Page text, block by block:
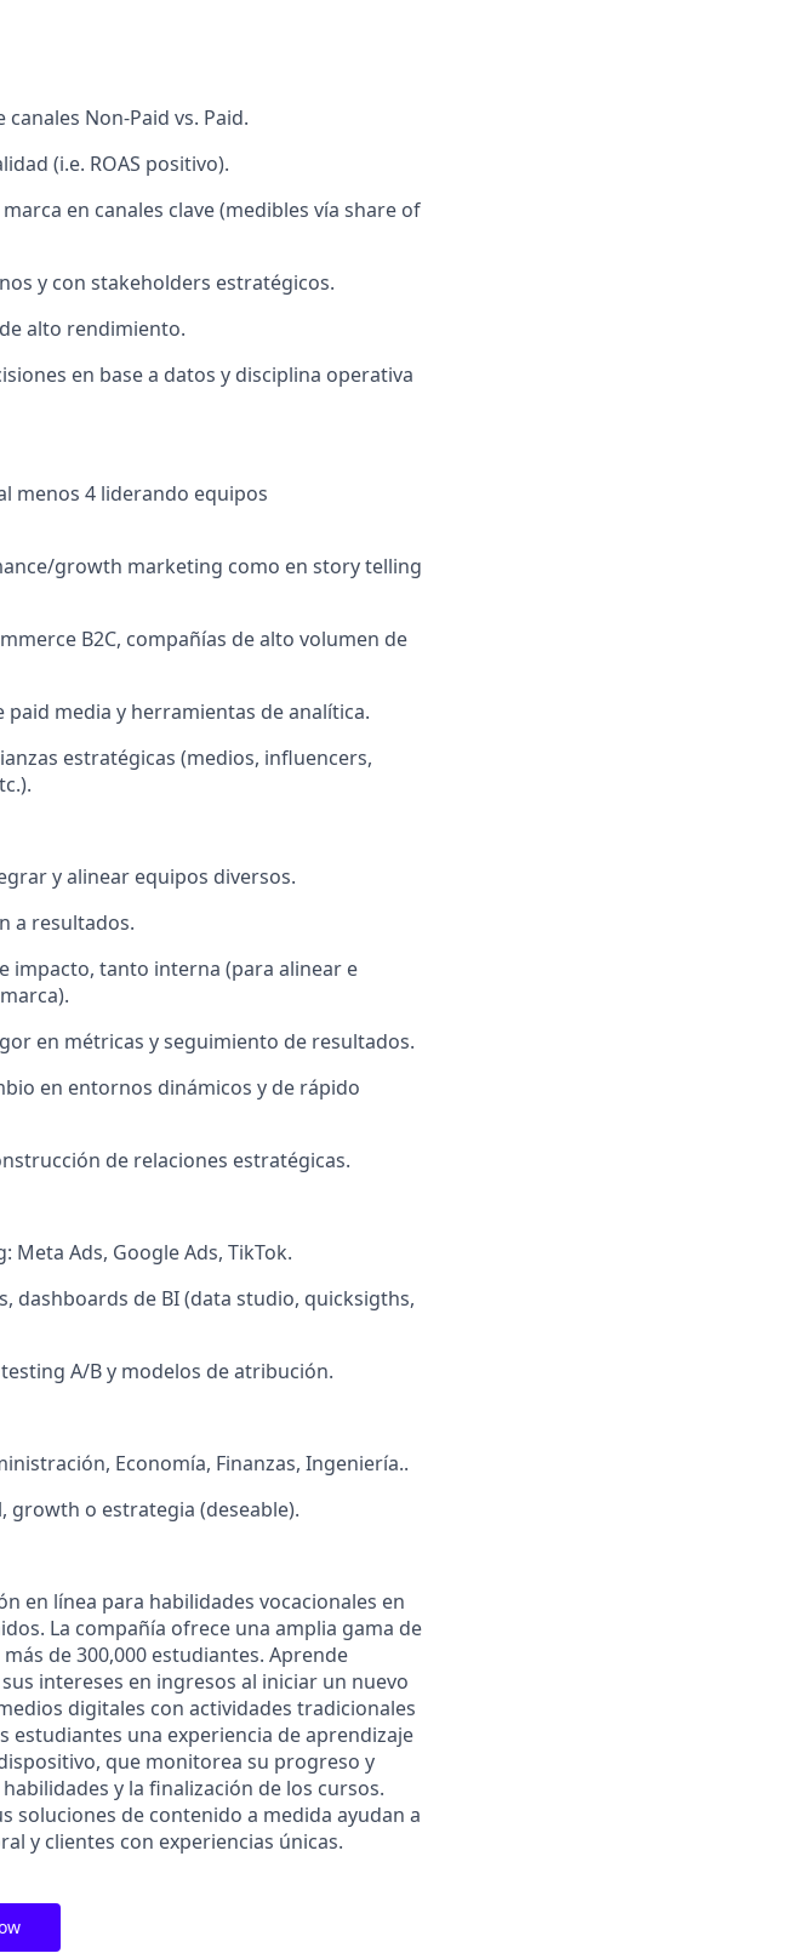
Non-Paid vs. Paid.
(i.e. ROAS positivo).
en canales clave (medibles vía share of
y con stakeholders estratégicos.
alto rendimiento.
en base a datos y disciplina operativa
menos 4 liderando equipos
growth marketing como en story telling
B2C, compañías de alto volumen de
media y herramientas de analítica.
estratégicas (medios, influencers,
y alinear equipos diversos.
a resultados.
impacto, tanto interna (para alinear e
en métricas y seguimiento de resultados.
en entornos dinámicos y de rápido
de relaciones estratégicas.
Ads, Google Ads, TikTok.
dashboards de BI (data studio, quicksigths,
A/B y modelos de atribución.
Economía, Finanzas, Ingeniería..
growth o estrategia (deseable).
en línea para habilidades vocacionales en
La compañía ofrece una amplia gama de
de 300,000 estudiantes. Aprende
intereses en ingresos al iniciar un nuevo
digitales con actividades tradicionales
una experiencia de aprendizaje
que monitorea su progreso y
y la finalización de los cursos.
soluciones de contenido a medida ayudan a
y clientes con experiencias únicas.